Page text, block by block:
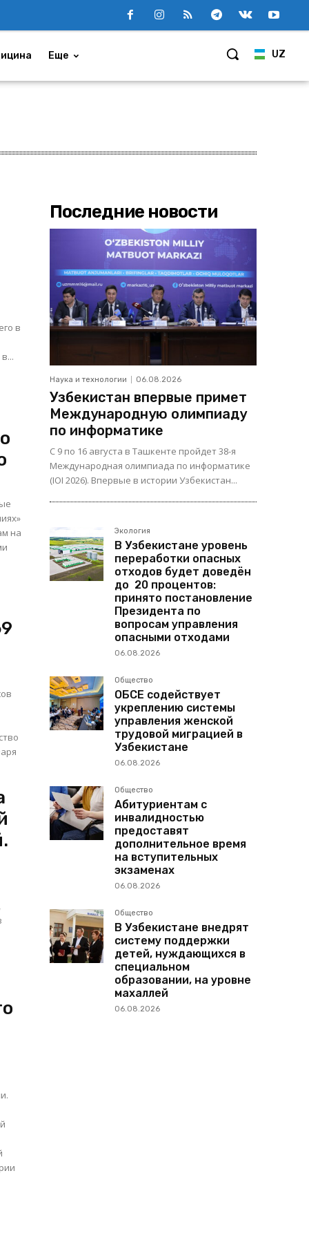
UZ
Еще
в
на
Последние новости
Наука и технологии 06.08.2026
Узбекистан впервые примет
Международную олимпиаду
по информатике
С 9 по 16 августа в Ташкенте пройдет 38-я
Международная олимпиада по информатике
(IOI 2026). Впервые в истории Узбекистан...
Экология
В Узбекистане уровень
переработки опасных
отходов будет доведён
до 20 процентов:
принято постановление
Президента по
вопросам управления
опасными отходами
06.08.2026
Общество
ОБСЕ содействует
укреплению системы
управления женской
трудовой миграцией в
Узбекистане
06.08.2026
Общество
Абитуриентам с
инвалидностью
предоставят
дополнительное время
на вступительных
экзаменах
06.08.2026
Общество
В Узбекистане внедрят
систему поддержки
детей, нуждающихся в
специальном
образовании, на уровне
махаллей
06.08.2026